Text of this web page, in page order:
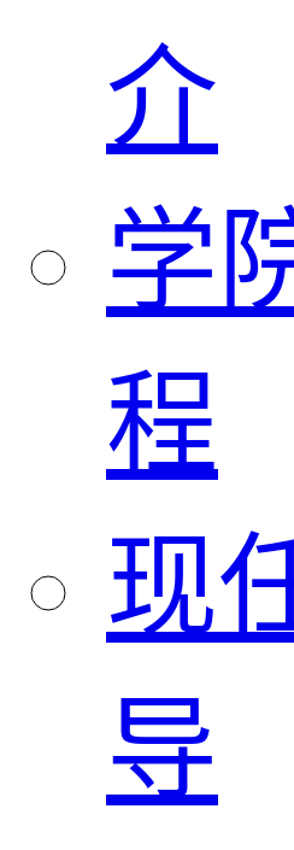
介
学
程
现
导